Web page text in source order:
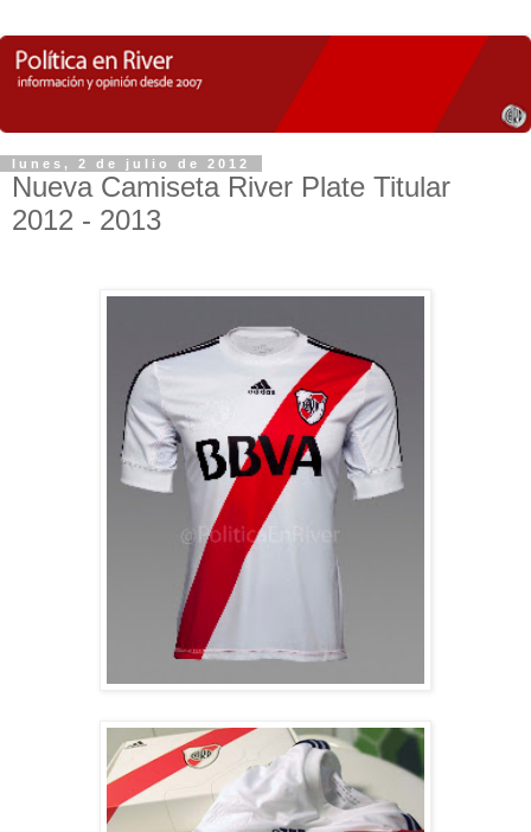
lunes, 2 de julio de 2012
Nueva Camiseta River Plate Titular
2012 - 2013